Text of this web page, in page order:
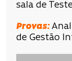
sala de
Provas:
de Gestão